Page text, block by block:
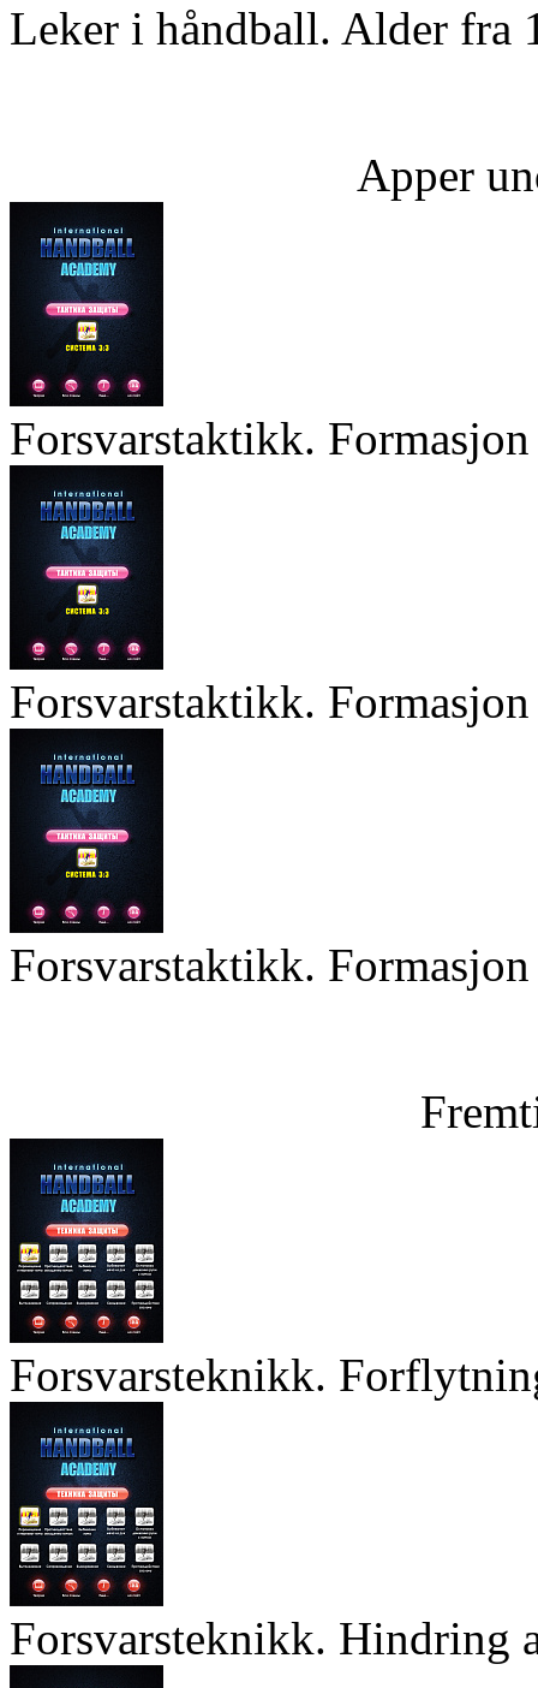
Leker i håndball. Alder fra
Apper
Forsvarstaktikk.
Forsvarstaktikk.
Forsvarstaktikk.
Forsvarsteknikk.
Forsvarsteknikk. Hindring